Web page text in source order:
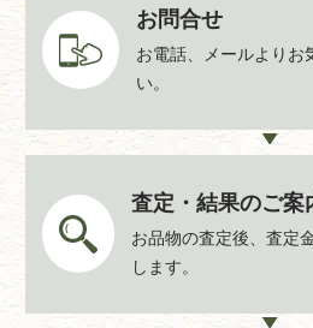
お問合せ
お電話、メールよりお
い。
査定・結果のご案
お品物の査定後、査定
します。